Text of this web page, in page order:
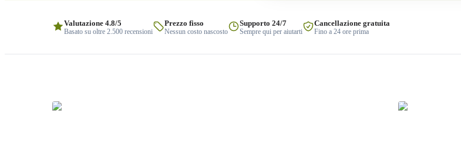
Valutazione 4.8/5
Basato su oltre 2.500 recensioni
Prezzo fisso
Nessun costo nascosto
Supporto 24/7
Sempre qui per aiutarti
Cancellazione gratuita
Fino a 24 ore prima